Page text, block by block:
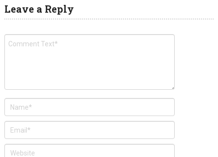
Leave a Reply